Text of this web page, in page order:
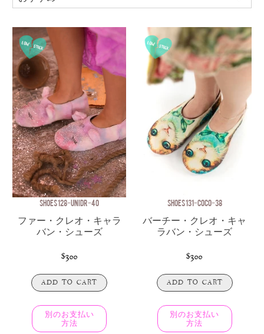
SHOES 128-UNIDR-40
ファー・クレオ・キャラ
バン・シューズ
$300
ADD TO CART
別のお支払い
方法
SHOES 131-COCO-38
バーチー・クレオ・キャ
ラバン・シューズ
$300
ADD TO CART
別のお支払い
方法